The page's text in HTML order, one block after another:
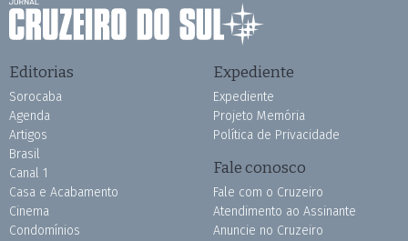
Editorias
Sorocaba
Agenda
Artigos
Brasil
Canal 1
Casa e Acabamento
Cinema
Condomínios
Expediente
Expediente
Projeto Memória
Política de Privacidade
Fale conosco
Fale com o Cruzeiro
Atendimento ao Assinante
Anuncie no Cruzeiro